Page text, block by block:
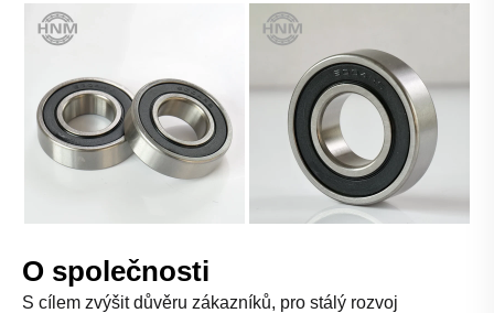
O společnosti
S cílem zvýšit důvěru zákazníků, pro stálý rozvoj